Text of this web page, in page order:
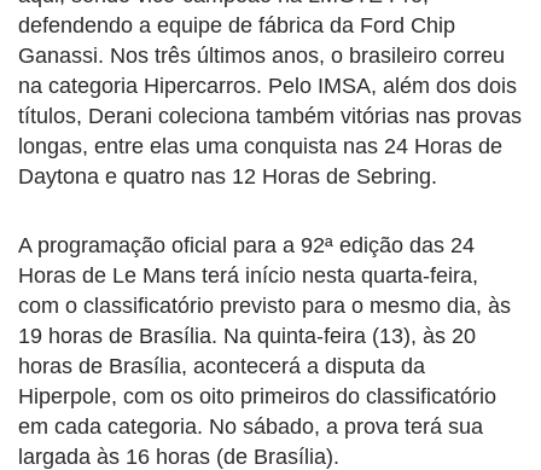
defendendo a equipe de fábrica da Ford Chip
Ganassi. Nos três últimos anos, o brasileiro correu
na categoria Hipercarros. Pelo IMSA, além dos dois
títulos, Derani coleciona também vitórias nas provas
longas, entre elas uma conquista nas 24 Horas de
Daytona e quatro nas 12 Horas de Sebring.
A programação oficial para a 92ª edição das 24
Horas de Le Mans terá início nesta quarta-feira,
com o classificatório previsto para o mesmo dia, às
19 horas de Brasília. Na quinta-feira (13), às 20
horas de Brasília, acontecerá a disputa da
Hiperpole, com os oito primeiros do classificatório
em cada categoria. No sábado, a prova terá sua
largada às 16 horas (de Brasília).